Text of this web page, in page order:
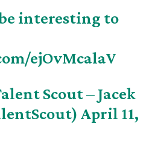
interesting to
ejOvMcalaV
Scout – Jacek
April 11,